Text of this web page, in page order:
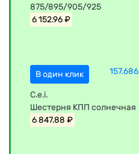
875/895/905/925
6 152.96 ₽
В один клик 157.686
C.e.i.
Шестерня КПП солнечная
6 847.88 ₽